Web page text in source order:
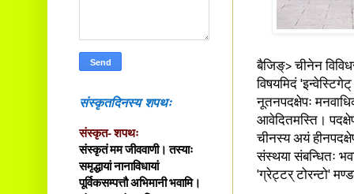
बैजिङ्> चीनेन
विषयमिदं 'इन्वेस्टिगेट्
नूतनपदक्षेपः
आवेदितमस्ति।
चीनस्य अयं
संस्थया संबन्धितः
'ग्रेट्टर् टोरन्टो'
संस्कृतदिनस्य शपथः
संस्कृत- शपथः
संस्कृतं मम जीववाणी। तस्याः
समृद्धायां नानाविधायां
पूर्विकसम्पत्तौ अभिमानी भवामि।